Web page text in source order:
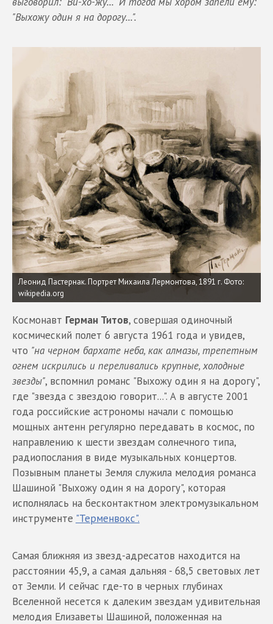
"Выхожу один я на дорогу...".
Леонид Пастернак. Портрет Михаила Лермонтова, 1891 г. Фото:
wikipedia.org
Космонавт Герман Титов, совершая одиночный
космический полет 6 августа 1961 года и увидев,
что "на черном бархате неба, как алмазы, трепетным
огнем искрились и переливались крупные, холодные
звезды", вспомнил романс "Выхожу один я на дорогу",
где "звезда с звездою говорит...". А в августе 2001
года российские астрономы начали с помощью
мощных антенн регулярно передавать в космос, по
направлению к шести звездам солнечного типа,
радиопослания в виде музыкальных концертов.
Позывным планеты Земля служила мелодия романса
Шашиной "Выхожу один я на дорогу", которая
исполнялась на бесконтактном электромузыкальном
инструменте "Терменвокс".
Самая ближняя из звезд-адресатов находится на
расстоянии 45,9, а самая дальняя - 68,5 световых лет
от Земли. И сейчас где-то в черных глубинах
Вселенной несется к далеким звездам удивительная
мелодия Елизаветы Шашиной, положенная на